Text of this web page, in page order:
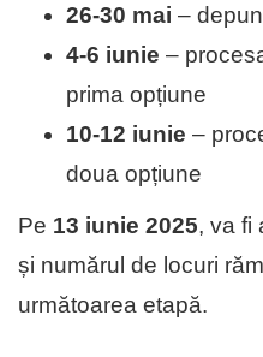
26-30 mai –
4-6 iunie –
prima opțiune
10-12 iunie –
doua opțiune
Pe 13 iunie 2025, va fi
și numărul de locuri
următoarea etapă.